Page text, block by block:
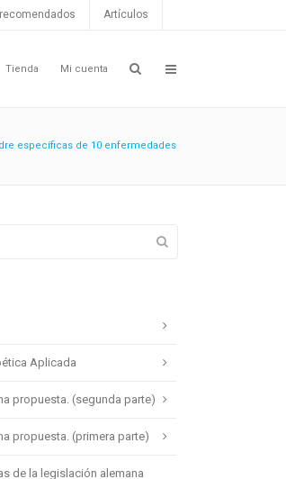
Artículos
Tienda Mi cuenta
específicas de 10 enfermedades
Aplicada
propuesta. (segunda parte)
propuesta. (primera parte)
de la legislación alemana